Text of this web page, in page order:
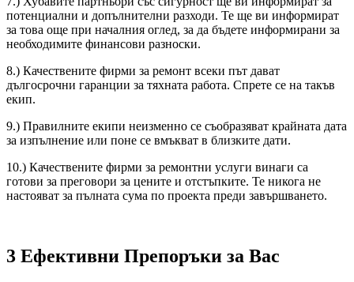
потенциални и допълнителни разходи. Те ще ви информират
за това още при началния оглед, за да бъдете информирани за
необходимите финансови разноски.
8.) Качествените фирми за ремонт всеки път дават
дългосрочни гаранции за тяхната работа. Спрете се на такъв
екип.
9.) Правилните екипи неизменно се съобразяват крайната дата
за изпълнение или поне се вмъкват в близките дати.
10.) Качествените фирми за ремонтни услуги винаги са
готови за преговори за цените и отстъпките. Те никога не
настояват за пълната сума по проекта преди завършването.
3 Ефективни Препоръки за Вас